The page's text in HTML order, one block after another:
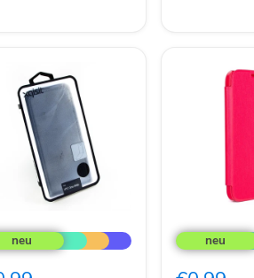
Rana
Smartphone